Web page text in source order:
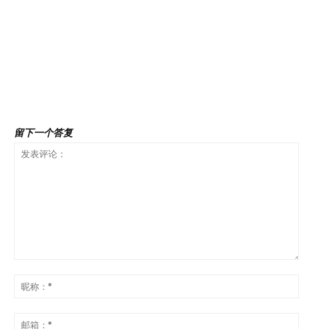
留下一个答复
表